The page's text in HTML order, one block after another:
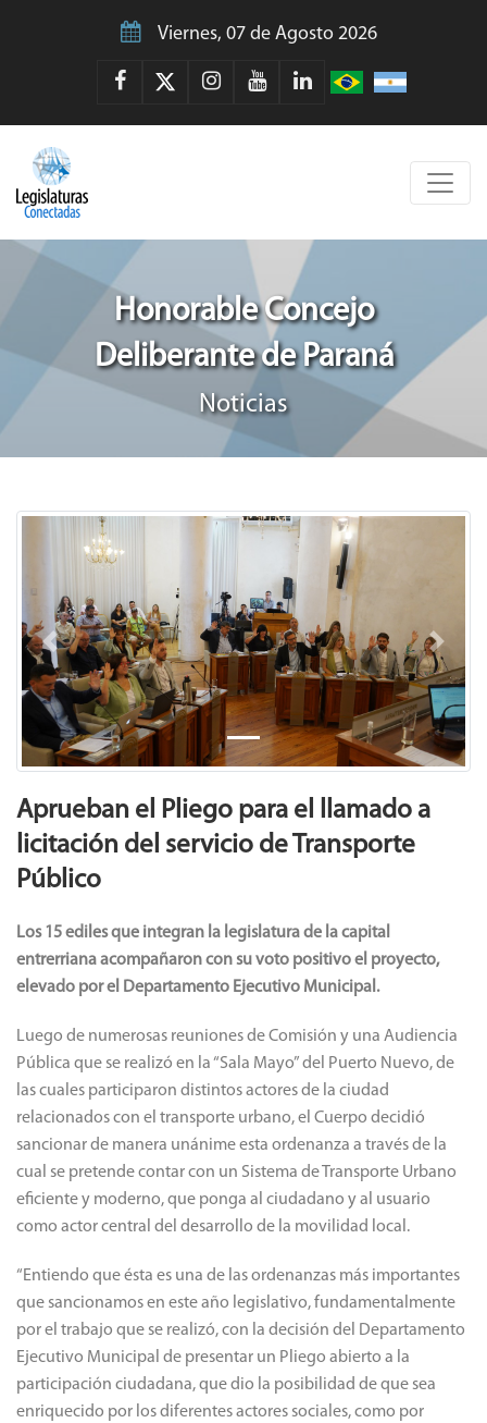
Viernes, 07 de Agosto 2026
Honorable Concejo
Deliberante de Paraná
Noticias
Previous Next
Aprueban el Pliego para el llamado a
licitación del servicio de Transporte
Público
Los 15 ediles que integran la legislatura de la capital
entrerriana acompañaron con su voto positivo el proyecto,
elevado por el Departamento Ejecutivo Municipal.
Luego de numerosas reuniones de Comisión y una Audiencia
Pública que se realizó en la “Sala Mayo” del Puerto Nuevo, de
las cuales participaron distintos actores de la ciudad
relacionados con el transporte urbano, el Cuerpo decidió
sancionar de manera unánime esta ordenanza a través de la
cual se pretende contar con un Sistema de Transporte Urbano
eficiente y moderno, que ponga al ciudadano y al usuario
como actor central del desarrollo de la movilidad local.
“Entiendo que ésta es una de las ordenanzas más importantes
que sancionamos en este año legislativo, fundamentalmente
por el trabajo que se realizó, con la decisión del Departamento
Ejecutivo Municipal de presentar un Pliego abierto a la
participación ciudadana, que dio la posibilidad de que sea
enriquecido por los diferentes actores sociales, como por